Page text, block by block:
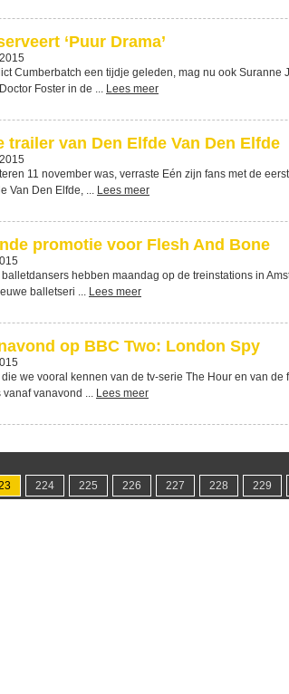
‘Puur Drama’
Cumberbatch een tijdje geleden, mag nu ook Suranne
Foster in de ... Lees meer
trailer van Den Elfde Van Den Elfde
11 november was, verraste Eén zijn fans met de
Van Den Elfde, ... Lees meer
promotie voor Flesh And Bone
hebben maandag op de treinstations in
balletseri ... Lees meer
op BBC Two: London Spy
we vooral kennen van de tv-serie The Hour en van de
vanaf vanavond ... Lees meer
224 225 226 227 228 229